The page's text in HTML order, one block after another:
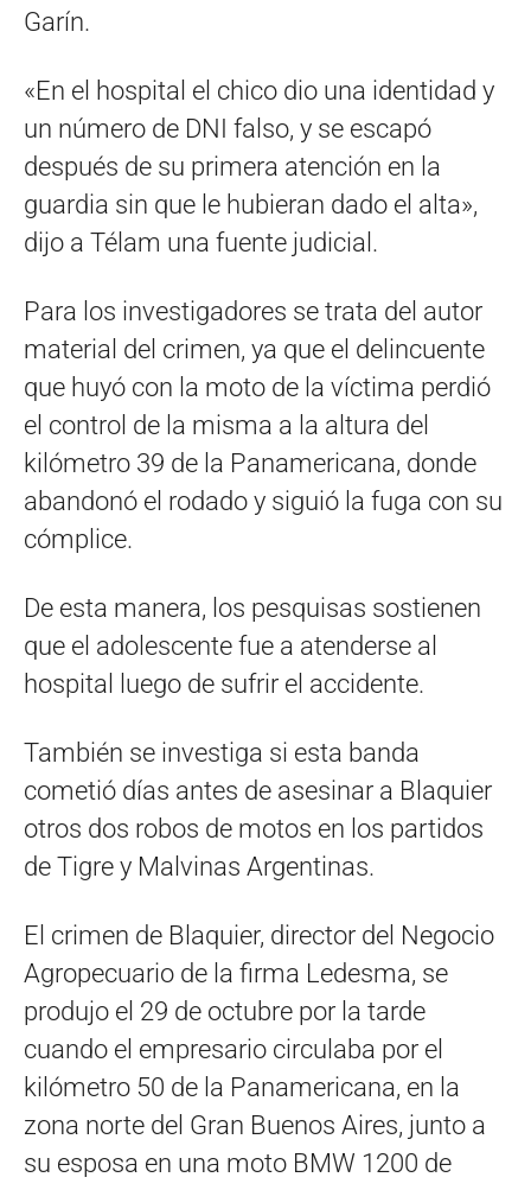
Garín.
«En el hospital el chico dio una identidad y
un número de DNI falso, y se escapó
después de su primera atención en la
guardia sin que le hubieran dado el alta»,
dijo a Télam una fuente judicial.
Para los investigadores se trata del autor
material del crimen, ya que el delincuente
que huyó con la moto de la víctima perdió
el control de la misma a la altura del
kilómetro 39 de la Panamericana, donde
abandonó el rodado y siguió la fuga con su
cómplice.
De esta manera, los pesquisas sostienen
que el adolescente fue a atenderse al
hospital luego de sufrir el accidente.
También se investiga si esta banda
cometió días antes de asesinar a Blaquier
otros dos robos de motos en los partidos
de Tigre y Malvinas Argentinas.
El crimen de Blaquier, director del Negocio
Agropecuario de la firma Ledesma, se
produjo el 29 de octubre por la tarde
cuando el empresario circulaba por el
kilómetro 50 de la Panamericana, en la
zona norte del Gran Buenos Aires, junto a
su esposa en una moto BMW 1200 de